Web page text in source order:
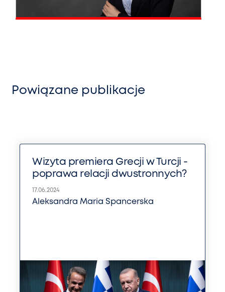
Powiązane publikacje
Wizyta premiera Grecji w Turcji -
poprawa relacji dwustronnych?
17.06.2024
Aleksandra Maria Spancerska